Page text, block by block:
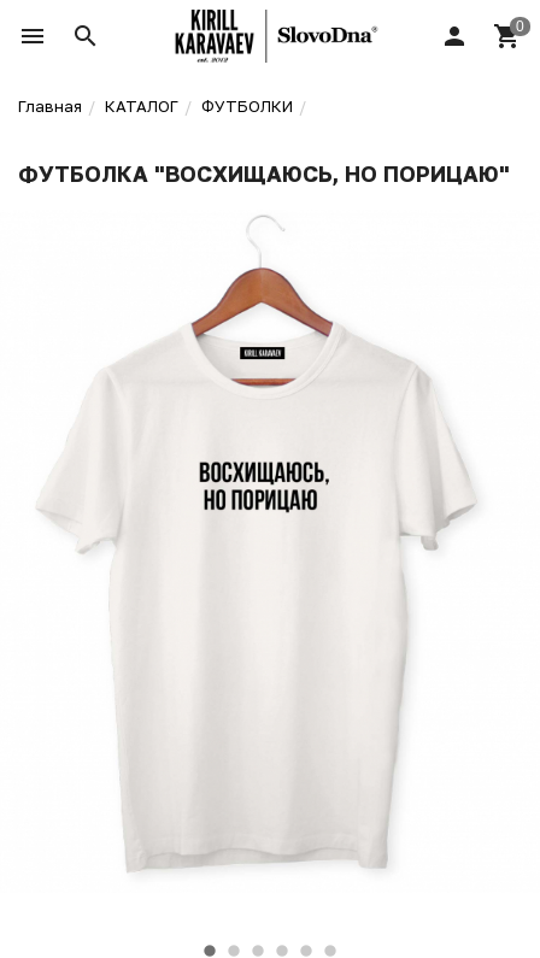
Главная КАТАЛОГ ФУТБОЛКИ
ФУТБОЛКА "ВОСХИЩАЮСЬ, НО ПОРИЦАЮ"